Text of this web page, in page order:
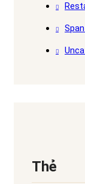
Thẻ